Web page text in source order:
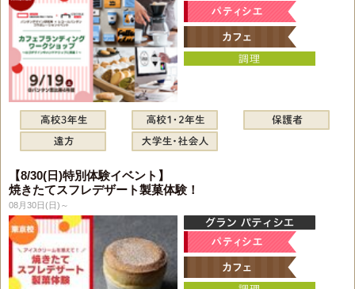
【8/30(日)特別体験イベント】
焼きたてスフレデザート製菓体験！
08月30日(日)～